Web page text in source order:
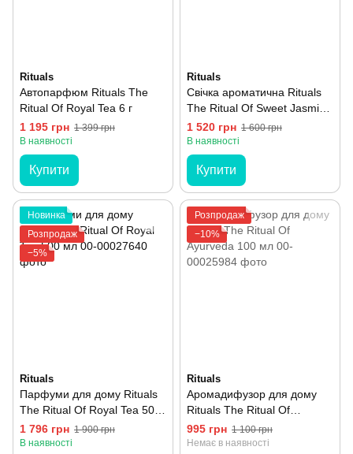
Rituals
Автопарфюм Rituals The
Ritual Of Royal Tea 6 г
1 195 грн 1 399 грн
В наявності
Купити
Rituals
Свічка ароматична Rituals
The Ritual Of Sweet Jasmine
360 г
1 520 грн 1 600 грн
В наявності
Купити
Новинка
Розпродаж
−5%
Rituals
Парфуми для дому Rituals
The Ritual Of Royal Tea 500
мл
1 796 грн 1 900 грн
В наявності
Розпродаж
−10%
Rituals
Аромадифузор для дому
Rituals The Ritual Of
Ayurveda 100 мл
995 грн 1 100 грн
Немає в наявності